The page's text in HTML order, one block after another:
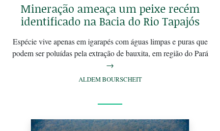
Mineração ameaça um peixe recém
identificado na Bacia do Rio Tapajós
Espécie vive apenas em igarapés com águas limpas e puras que
podem ser poluídas pela extração de bauxita, em região do Pará
→
ALDEM BOURSCHEIT